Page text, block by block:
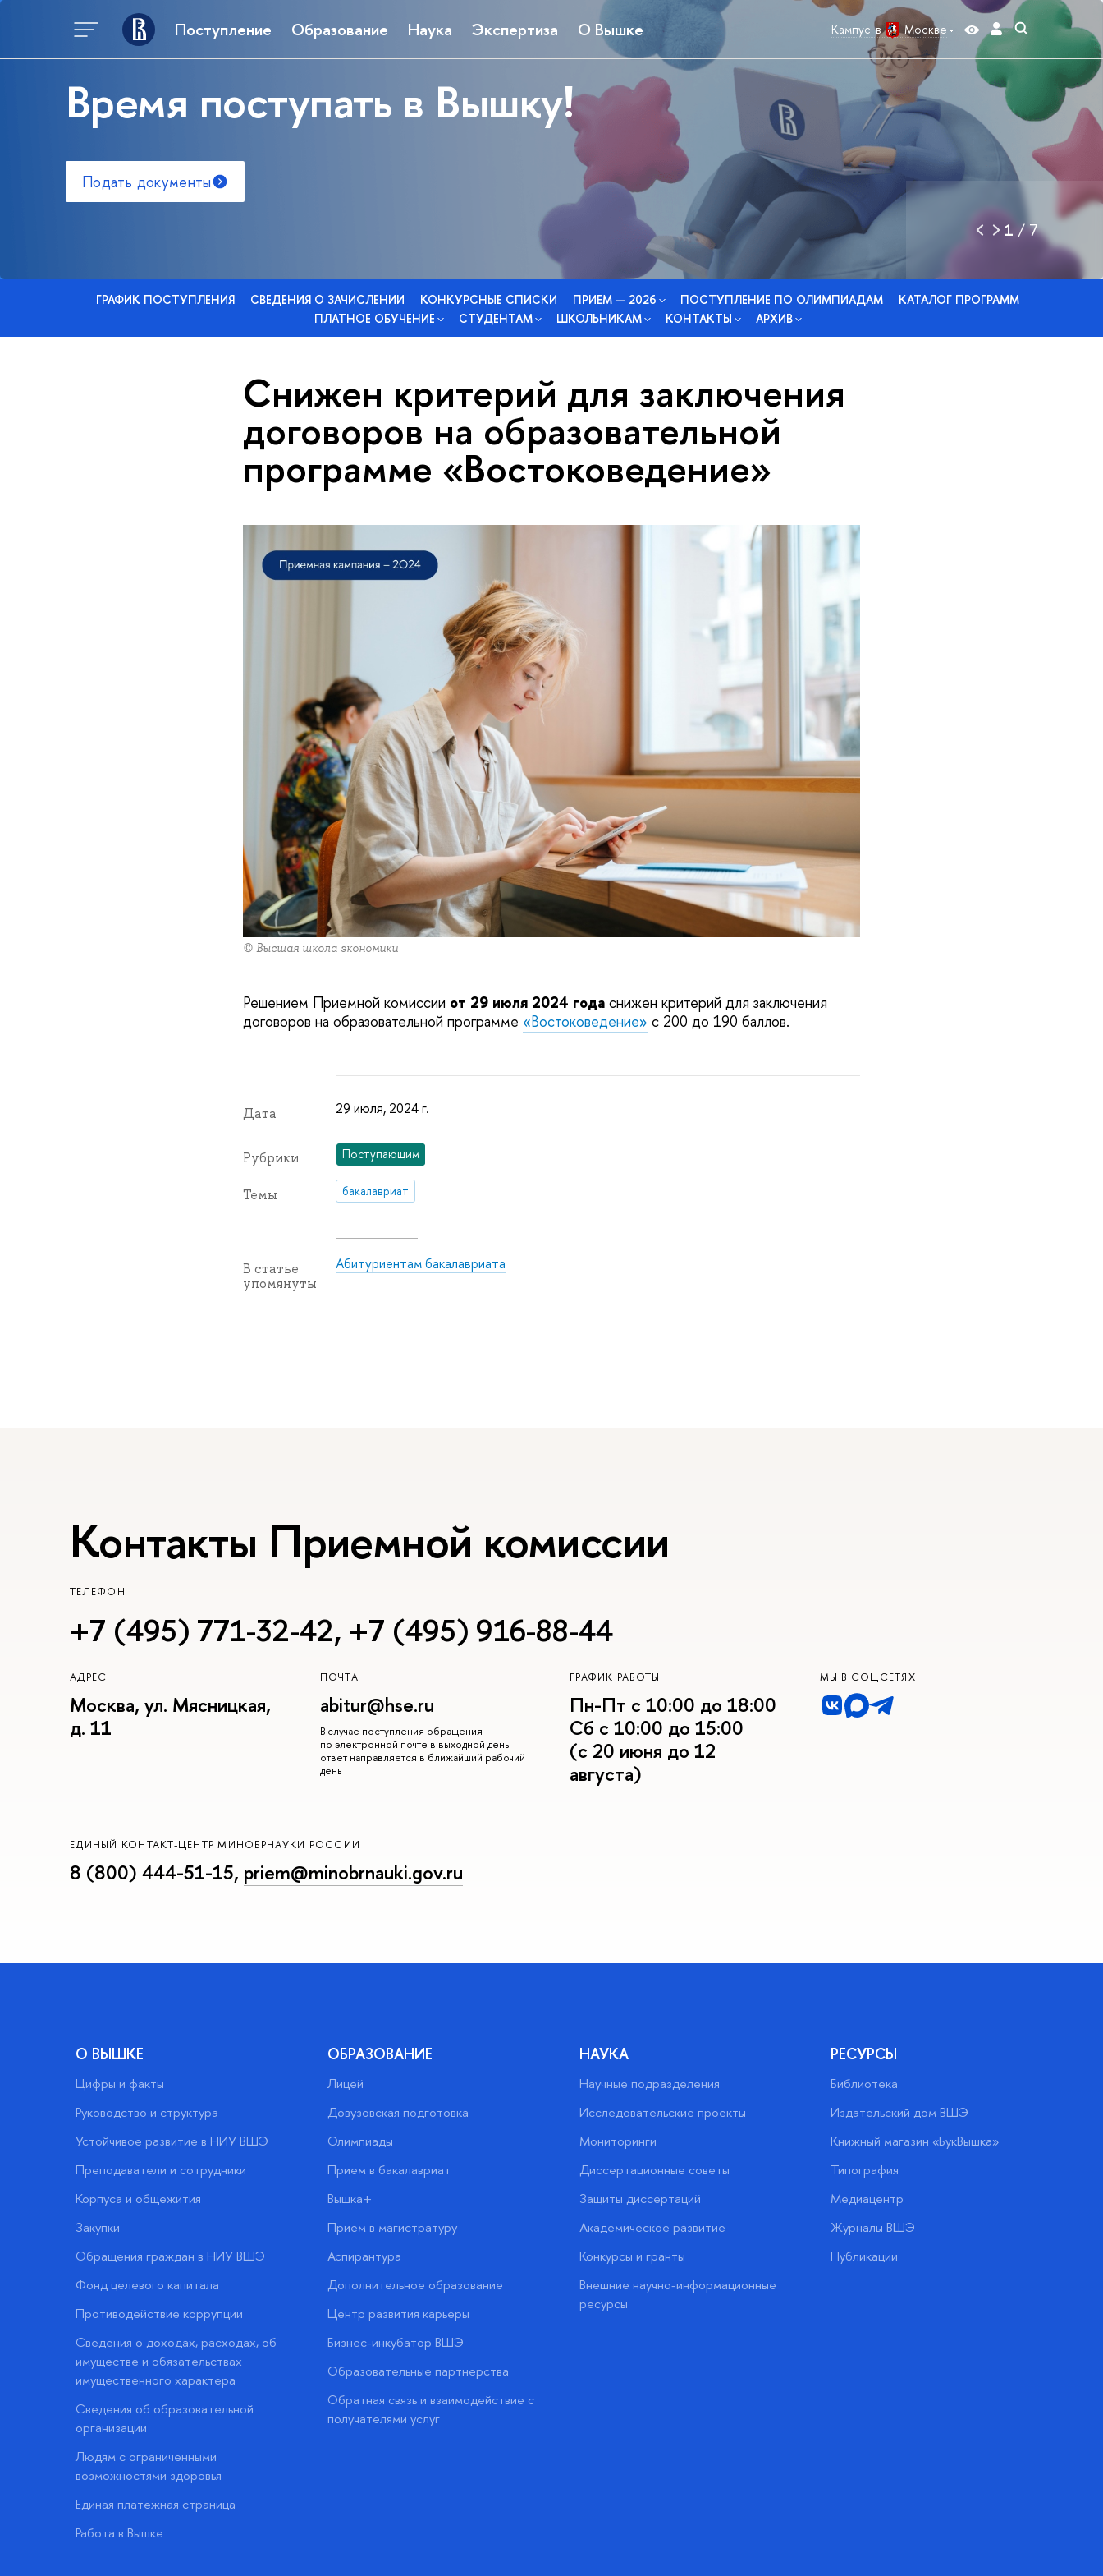
Поступление Образование Наука Экспертиза О Вышке Кампус в Москве
Время поступать в Вышку!
Подать документы
1 /7
ГРАФИК ПОСТУПЛЕНИЯ СВЕДЕНИЯ О ЗАЧИСЛЕНИИ КОНКУРСНЫЕ СПИСКИ ПРИЕМ — 2026 ПОСТУПЛЕНИЕ ПО ОЛИМПИАДАМ
КАТАЛОГ ПРОГРАММ
ПЛАТНОЕ ОБУЧЕНИЕ
СТУДЕНТАМ ШКОЛЬНИКАМ КОНТАКТЫ АРХИВ
Снижен критерий для заключения
договоров на образовательной
программе «Востоковедение»
© Высшая школа экономики
Решением Приемной комиссии от 29 июля 2024 годаснижен критерий для заключения
договоров на образовательной программе «Востоковедение» с 200 до 190 баллов.
Дата 29 июля, 2024 г.
Рубрики Поступающим
Темы бакалавриат
В статье
упомянуты
Абитуриентам бакалавриата
Контакты Приемной комиссии
ТЕЛЕФОН
+7 (495) 771-32-42, +7 (495) 916-88-44
АДРЕС
Москва, ул. Мясницкая,
д. 11
ПОЧТА
abitur@hse.ru
В случае поступления обращения
по электронной почте в выходной день
ответ направляется в ближайший рабочий
день
ГРАФИК РАБОТЫ
Пн-Пт с 10:00 до 18:00
Сб с 10:00 до 15:00
(с 20 июня до 12
августа)
МЫ В СОЦСЕТЯХ
ЕДИНЫЙ КОНТАКТ-ЦЕНТР МИНОБРНАУКИ РОССИИ
8 (800) 444-51-15, priem@minobrnauki.gov.ru
О ВЫШКЕ
Цифры и факты
Руководство и структура
Устойчивое развитие в НИУ ВШЭ
Преподаватели и сотрудники
Корпуса и общежития
Закупки
Обращения граждан в НИУ ВШЭ
Фонд целевого капитала
Противодействие коррупции
Сведения о доходах, расходах, об
имуществе и обязательствах
имущественного характера
Сведения об образовательной
организации
Людям с ограниченными
возможностями здоровья
Единая платежная страница
Работа в Вышке
ОБРАЗОВАНИЕ
Лицей
Довузовская подготовка
Олимпиады
Прием в бакалавриат
Вышка+
Прием в магистратуру
Аспирантура
Дополнительное образование
Центр развития карьеры
Бизнес-инкубатор ВШЭ
Образовательные партнерства
Обратная связь и взаимодействие с
получателями услуг
НАУКА
Научные подразделения
Исследовательские проекты
Мониторинги
Диссертационные советы
Защиты диссертаций
Академическое развитие
Конкурсы и гранты
Внешние научно-информационные
ресурсы
РЕСУРСЫ
Библиотека
Издательский дом ВШЭ
Книжный магазин «БукВышка»
Типография
Медиацентр
Журналы ВШЭ
Публикации